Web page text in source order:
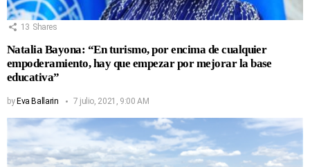
13 Shares
Natalia Bayona: “En turismo, por encima de cualquier
empoderamiento, hay que empezar por mejorar la base
educativa”
byEva Ballarin 7 julio, 2021, 9:00 AM